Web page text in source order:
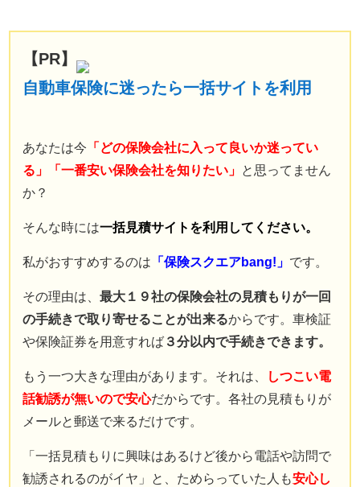
【PR】
自動車保険に迷ったら一括サイトを利用
あなたは今 「どの保険会社に入って良いか迷ってい
る」「一番安い保険会社を知りたい」 と思ってません
か？
そんな時には一括見積サイトを利用してください。
私がおすすめするのは 「保険スクエアbang!」 です。
その理由は、最大１９社の保険会社の見積もりが一回
の手続きで取り寄せることが出来るからです。車検証
や保険証券を用意すれば ３分以内で手続きできます。
もう一つ大きな理由があります。それは、
しつこい電
話勧誘が無いので安心だからです。各社の見積もりが
メールと郵送で来るだけです。
「一括見積もりに興味はあるけど後から電話や訪問で
勧誘されるのがイヤ」と、ためらっていた人も安心し